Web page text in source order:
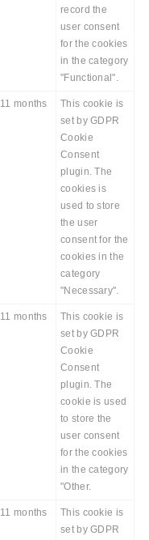
record the
user consent
for the cookies
in the category
"Functional".
11 months
This cookie is
set by GDPR
Cookie
Consent
plugin. The
cookies is
used to store
the user
consent for the
cookies in the
category
"Necessary".
11 months
This cookie is
set by GDPR
Cookie
Consent
plugin. The
cookie is used
to store the
user consent
for the cookies
in the category
"Other.
11 months
This cookie is
set by GDPR